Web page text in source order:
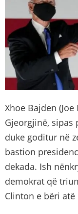
Xhoe Bajden
Gjeorgjinë, sipas
duke goditur në
bastion
dekada. Ish
demokrat që
Clinton e bëri atë